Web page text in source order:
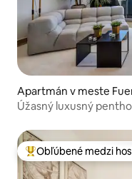
Apartmán v meste
Úžasný luxusný
Najobľúbenejšie medzi
Obľúbené medzi